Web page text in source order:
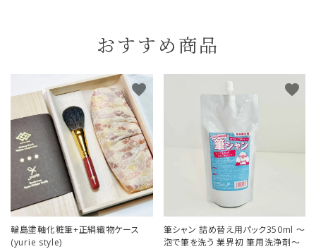
おすすめ商品
輪島塗軸化粧筆+正絹織物ケース
(yurie style)
favorite
筆シャン 詰め替え用パック350ml ～
泡で筆を洗う 業界初 筆用洗浄剤～
favorite